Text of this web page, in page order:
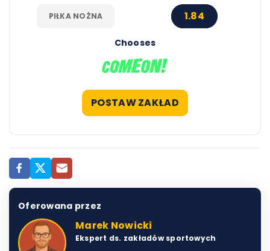
POSTAW ZAKŁAD
PIŁKA NOŻNA 1.84
Chooses
Oferowana przez
Marek Nowicki
Ekspert ds. zakładów sportowych